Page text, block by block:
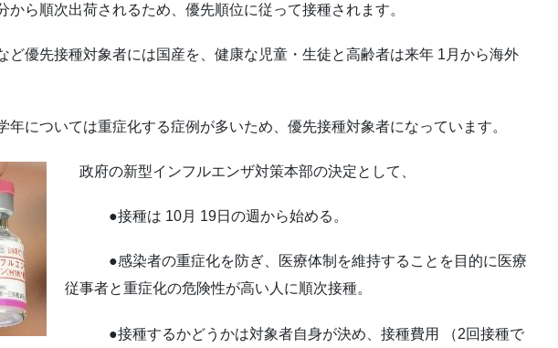
ら順次出荷されるため、優先順位に従って接種されます。
優先接種対象者には国産を、健康な児童・生徒と高齢者は来年 1月から海外
については重症化する症例が多いため、優先接種対象者になっています。
政府の新型インフルエンザ対策本部の決定として、
●接種は 10月 19日の週から始める。
●感染者の重症化を防ぎ、医療体制を維持することを目的に医療
従事者と重症化の危険性が高い人に順次接種。
●接種するかどうかは対象者自身が決め、接種費用 （2回接種で